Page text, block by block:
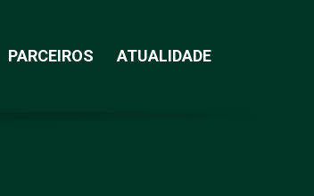
PARCEIROS ATUALIDADE